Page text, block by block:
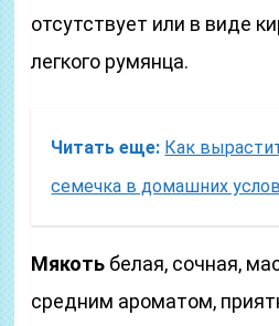
отсутствует или в виде
легкого румянца.
Читать еще: Как
семечка в домашних
Мякоть белая, сочная,
средним ароматом,